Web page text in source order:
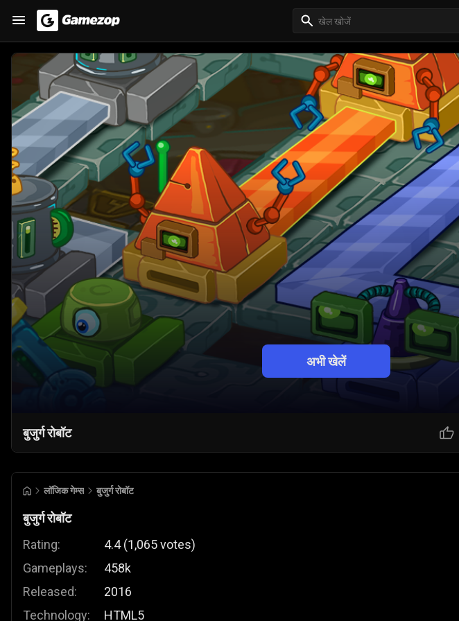
अभी खेलें
बुजुर्ग रोबॉट
लॉजिक गेम्स बुजुर्ग रोबॉट
बुजुर्ग रोबॉट
Rating:
Gameplays:
Released:
Technology:
4.4 (1,065votes)
458k
2016
HTML5